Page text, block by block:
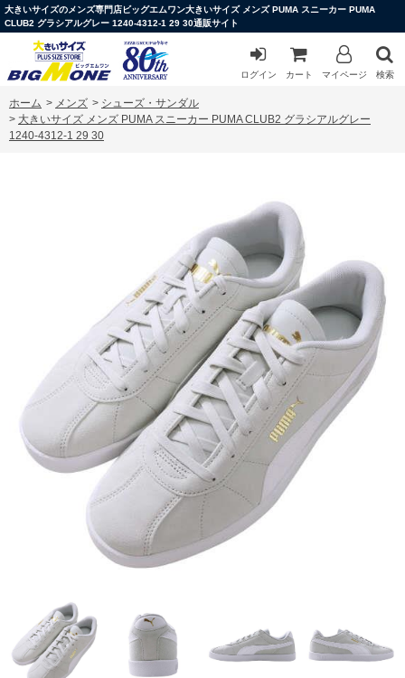
大きいサイズのメンズ専門店ビッグエムワン大きいサイズ メンズ PUMA スニーカー PUMA
CLUB2 グラシアルグレー 1240-4312-1 29 30通販サイト
ログイン カート マイページ 検索
ホーム > メンズ > シューズ・サンダル
> 大きいサイズ メンズ PUMA スニーカー PUMA CLUB2 グラシアルグレー
1240-4312-1 29 30